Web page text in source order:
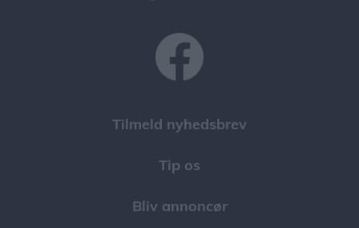
Tilmeld nyhedsbrev
Tip os
Bliv annoncør